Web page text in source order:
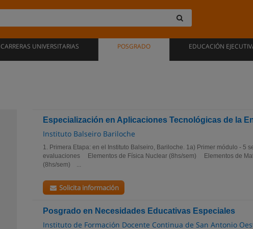
CARRERAS UNIVERSITARIAS POSGRADO EDUCACIÓN
Especialización en Aplicaciones Tecnológicas de la
Instituto Balseiro Bariloche
1. Primera Etapa: en el Instituto Balseiro, Bariloche. 1a) Primer módulo - 5
evaluaciones Elementos de Física Nuclear (8hs/sem) Elementos de
(8hs/sem) ...
Solicita información
Posgrado en Necesidades Educativas Especiales
Instituto de Formación Docente Continua de San Antonio